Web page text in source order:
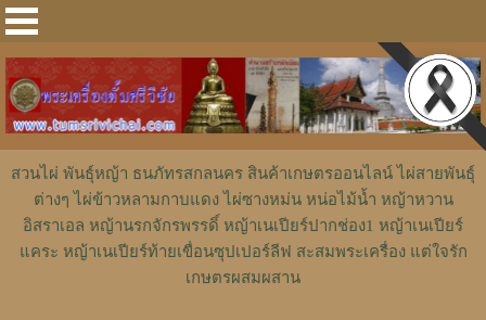
สวนไผ่ พันธุ์หญ้า ธนภัทรสกลนคร สินค้าเกษตรออนไลน์ ไผ่สายพันธุ์
ต่างๆ ไผ่ข้าวหลามกาบแดง ไผ่ซางหม่น หน่อไม้น้ำ หญ้าหวาน
อิสราเอล หญ้านรกจักรพรรดิ์ หญ้าเนเปียร์ปากช่อง1 หญ้าเนเปียร์
แคระ หญ้าเนเปียร์ท้ายเขื่อนซุปเปอร์ลีฟ สะสมพระเครื่อง แต่ใจรัก
เกษตรผสมผสาน